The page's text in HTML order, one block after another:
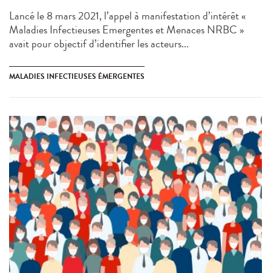
Lancé le 8 mars 2021, l’appel à manifestation d’intérêt «
Maladies Infectieuses Emergentes et Menaces NRBC »
avait pour objectif d’identifier les acteurs...
MALADIES INFECTIEUSES ÉMERGENTES